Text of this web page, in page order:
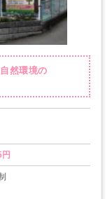
然環境の